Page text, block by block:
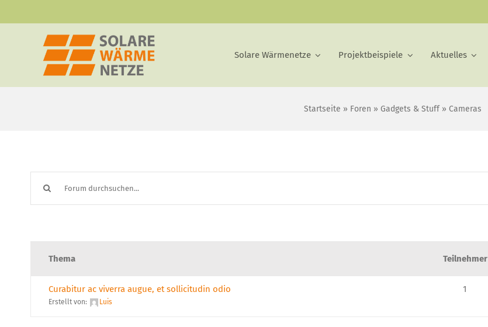
Solare Wärmenetze Projektbeispiele Aktuelles
Startseite » Foren » Gadgets & Stuff » Cameras
Thema Teilnehmer
Curabitur ac viverra augue, et sollicitudin odio
Erstellt von: Luis
1